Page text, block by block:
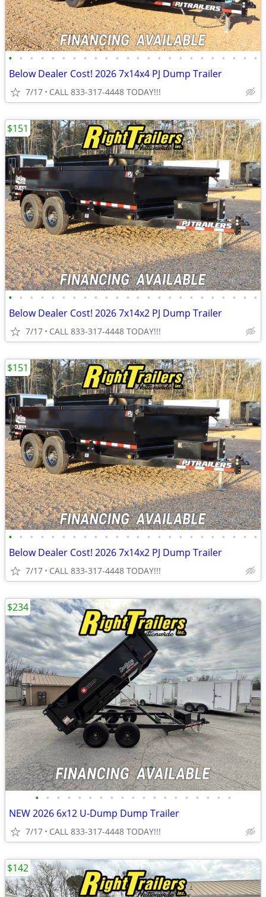
• • • • • • • • • • • • • • • • • • • • • • • •
Below Dealer Cost! 2026 7x14x4 PJ Dump Trailer
7/17 CALL 833-317-4448 TODAY!!!
• • • • • • • • • • • • • • • • • • • • • • • •
Below Dealer Cost! 2026 7x14x2 PJ Dump Trailer
7/17 CALL 833-317-4448 TODAY!!!
$151
• • • • • • • • • • • • • • • • • • • • • • • •
Below Dealer Cost! 2026 7x14x2 PJ Dump Trailer
7/17 CALL 833-317-4448 TODAY!!!
$151
• • • • • • • • • • • • • • • • • • •
NEW 2026 6x12 U-Dump Dump Trailer
7/17 CALL 833-317-4448 TODAY!!!
$234
$142